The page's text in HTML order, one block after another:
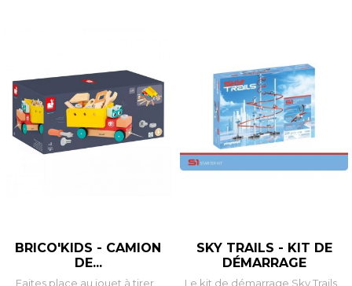
BRICO'KIDS - CAMION
DE...
Faites place au jouet à tirer...
SKY TRAILS - KIT DE
DÉMARRAGE
Le kit de démarrage Sky Trails...